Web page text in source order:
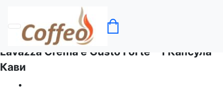
Кава в капсулах Lavazza
Lavazza Crema e Gusto Forte - 1 Капсула
Кави